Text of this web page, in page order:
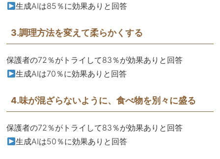
生成AIは85％に効果ありと回答
3.調理方法を変えて柔らかくする
保護者の72％がトライして83％が効果ありと回答
生成AIは70％に効果ありと回答
4.味が混ざらないように、食べ物を別々に盛る
保護者の72％がトライして83％が効果ありと回答
生成AIは50％に効果ありと回答